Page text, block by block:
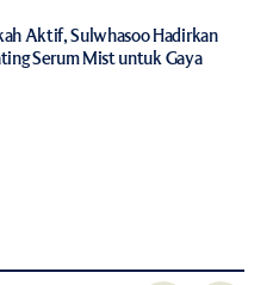
Aktif, Sulwhasoo Hadirkan
Serum Mist untuk Gaya